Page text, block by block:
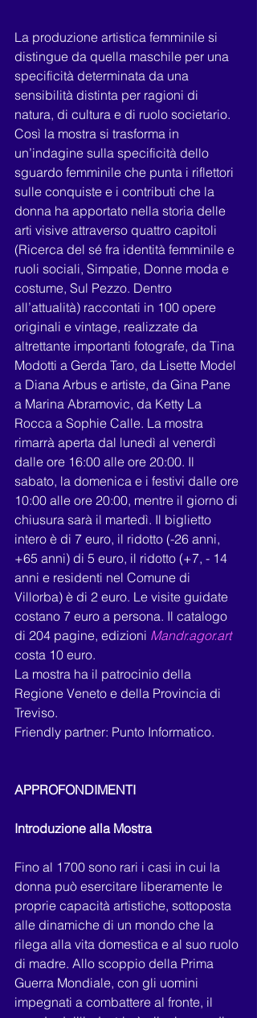
La produzione artistica femminile si
distingue da quella maschile per una
specificità determinata da una
sensibilità distinta per ragioni di
natura, di cultura e di ruolo societario.
Così la mostra si trasforma in
un’indagine sulla specificità dello
sguardo femminile che punta i riflettori
sulle conquiste e i contributi che la
donna ha apportato nella storia delle
arti visive attraverso quattro capitoli
(Ricerca del sé fra identità femminile e
ruoli sociali, Simpatie, Donne moda e
costume, Sul Pezzo. Dentro
all’attualità) raccontati in 100 opere
originali e vintage, realizzate da
altrettante importanti fotografe, da Tina
Modotti a Gerda Taro, da Lisette Model
a Diana Arbus e artiste, da Gina Pane
a Marina Abramovic, da Ketty La
Rocca a Sophie Calle. La mostra
rimarrà aperta dal lunedì al venerdì
dalle ore 16:00 alle ore 20:00. Il
sabato, la domenica e i festivi dalle ore
10:00 alle ore 20:00, mentre il giorno di
chiusura sarà il martedì. Il biglietto
intero è di 7 euro, il ridotto (-26 anni,
+65 anni) di 5 euro, il ridotto (+7, - 14
anni e residenti nel Comune di
Villorba) è di 2 euro. Le visite guidate
costano 7 euro a persona. Il catalogo
di 204 pagine, edizioni Mandr.agor.art
costa 10 euro.
La mostra ha il patrocinio della
Regione Veneto e della Provincia di
Treviso.
Friendly partner: Punto Informatico.
APPROFONDIMENTI
Introduzione alla Mostra
Fino al 1700 sono rari i casi in cui la
donna può esercitare liberamente le
proprie capacità artistiche, sottoposta
alle dinamiche di un mondo che la
rilega alla vita domestica e al suo ruolo
di madre. Allo scoppio della Prima
Guerra Mondiale, con gli uomini
impegnati a combattere al fronte, il